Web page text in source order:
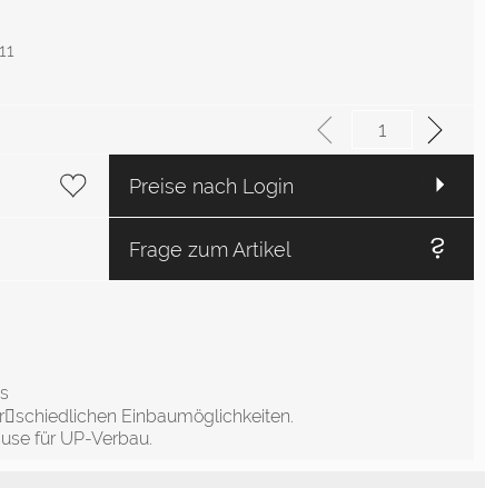
Preise nach Login
Frage zum Artikel
Einbaumöglichkeiten.
für UP-Verbau.